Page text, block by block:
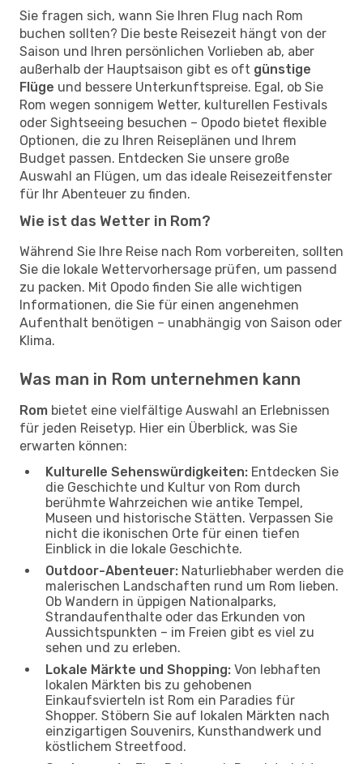
Sie fragen sich, wann Sie Ihren Flug nach Rom
buchen sollten? Die beste Reisezeit hängt von der
Saison und Ihren persönlichen Vorlieben ab, aber
außerhalb der Hauptsaison gibt es oft günstige
Flüge und bessere Unterkunftspreise. Egal, ob Sie
Rom wegen sonnigem Wetter, kulturellen Festivals
oder Sightseeing besuchen – Opodo bietet flexible
Optionen, die zu Ihren Reiseplänen und Ihrem
Budget passen. Entdecken Sie unsere große
Auswahl an Flügen, um das ideale Reisezeitfenster
für Ihr Abenteuer zu finden.
Wie ist das Wetter in Rom?
Während Sie Ihre Reise nach Rom vorbereiten, sollten
Sie die lokale Wettervorhersage prüfen, um passend
zu packen. Mit Opodo finden Sie alle wichtigen
Informationen, die Sie für einen angenehmen
Aufenthalt benötigen – unabhängig von Saison oder
Klima.
Was man in Rom unternehmen kann
Rom bietet eine vielfältige Auswahl an Erlebnissen
für jeden Reisetyp. Hier ein Überblick, was Sie
erwarten können:
Kulturelle Sehenswürdigkeiten: Entdecken Sie
die Geschichte und Kultur von Rom durch
berühmte Wahrzeichen wie antike Tempel,
Museen und historische Stätten. Verpassen Sie
nicht die ikonischen Orte für einen tiefen
Einblick in die lokale Geschichte.
Outdoor-Abenteuer: Naturliebhaber werden die
malerischen Landschaften rund um Rom lieben.
Ob Wandern in üppigen Nationalparks,
Strandaufenthalte oder das Erkunden von
Aussichtspunkten – im Freien gibt es viel zu
sehen und zu erleben.
Lokale Märkte und Shopping: Von lebhaften
lokalen Märkten bis zu gehobenen
Einkaufsvierteln ist Rom ein Paradies für
Shopper. Stöbern Sie auf lokalen Märkten nach
einzigartigen Souvenirs, Kunsthandwerk und
köstlichem Streetfood.